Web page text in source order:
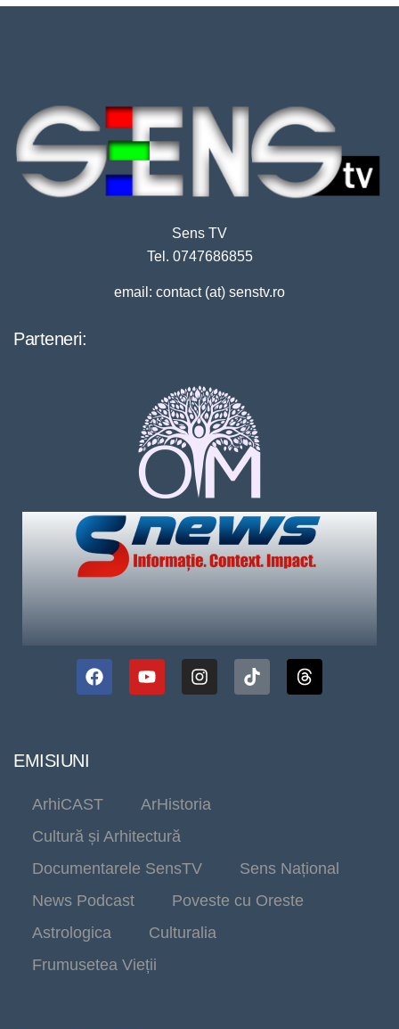
Sens TV
Tel. 0747686855
email: contact (at) senstv.ro
Parteneri:
EMISIUNI
ArhiCAST
ArHistoria
Cultură și Arhitectură
Documentarele SensTV
Sens Național
News Podcast
Poveste cu Oreste
Astrologica
Culturalia
Frumusetea Vieții